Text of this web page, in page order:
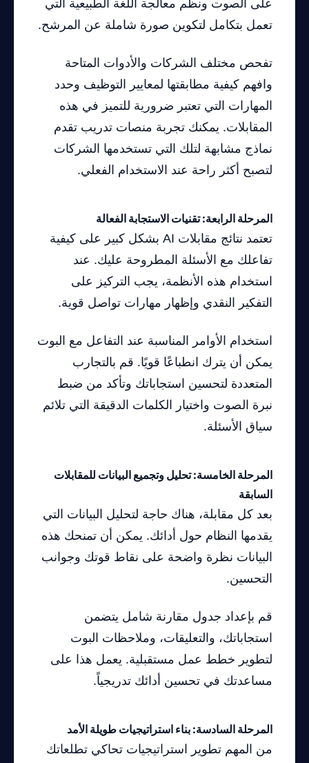
على الصوت ونظم معالجة اللغة الطبيعية التي
تعمل بتكامل لتكوين صورة شاملة عن المرشح.
تفحص مختلف الشركات والأدوات المتاحة
وافهم كيفية مطابقتها لمعايير التوظيف وحدد
المهارات التي تعتبر ضرورية للتميز في هذه
المقابلات. يمكنك تجربة منصات تدريب تقدم
نماذج مشابهة لتلك التي تستخدمها الشركات
لتصبح أكثر راحة عند الاستخدام الفعلي.
المرحلة الرابعة: تقنيات الاستجابة الفعالة
تعتمد نتائج مقابلات AI بشكل كبير على كيفية
تفاعلك مع الأسئلة المطروحة عليك. عند
استخدام هذه الأنظمة، يجب التركيز على
التفكير النقدي وإظهار مهارات تواصل قوية.
استخدام الأوامر المناسبة عند التفاعل مع البوت
يمكن أن يترك انطباعًا قويًا. قم بالتجارب
المتعددة لتحسين استجاباتك وتأكد من ضبط
نبرة الصوت واختيار الكلمات الدقيقة التي تلائم
سياق الأسئلة.
المرحلة الخامسة: تحليل وتجميع البيانات للمقابلات
السابقة
بعد كل مقابلة، هناك حاجة لتحليل البيانات التي
يقدمها النظام حول أدائك. يمكن أن تمنحك هذه
البيانات نظرة واضحة على نقاط قوتك وجوانب
التحسين.
قم بإعداد جدول مقارنة شامل يتضمن
استجاباتك، والتعليقات، وملاحظات البوت
لتطوير خطط عمل مستقبلية. يعمل هذا على
مساعدتك في تحسين أدائك تدريجياً.
المرحلة السادسة: بناء استراتيجيات طويلة الأمد
من المهم تطوير استراتيجيات تحاكي تطلعاتك